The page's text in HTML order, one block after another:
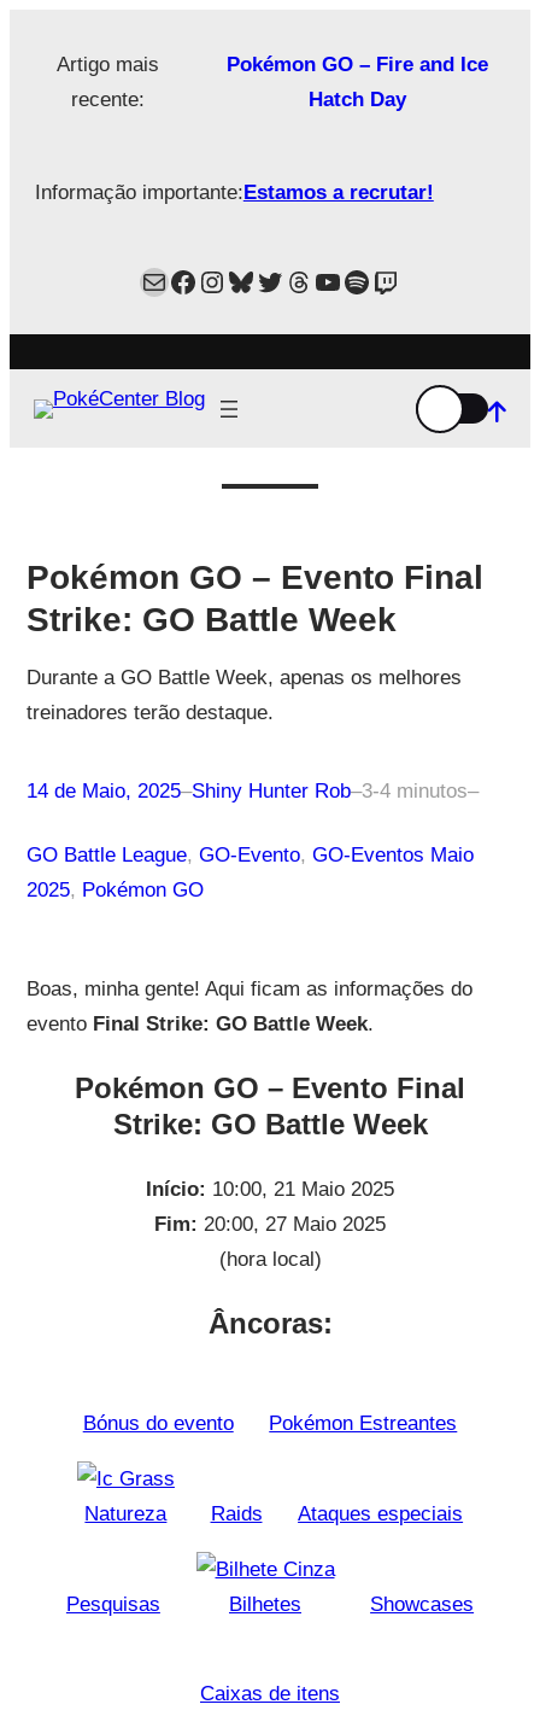
Artigo mais
recente:
Pokémon GO – Fire and Ice
Hatch Day
Informação importante:Estamos a recrutar!
MailFacebook
Instagram
Bluesky
Twitter
Estamos no Threads!
YouTube
Spotify
Twitch
Pokémon GO – Evento Final
Strike: GO Battle Week
Durante a GO Battle Week, apenas os melhores
treinadores terão destaque.
14 de Maio, 2025–Shiny Hunter Rob–3-4 minutos–
GO Battle League, GO-Evento, GO-Eventos Maio
2025, Pokémon GO
Boas, minha gente! Aqui ficam as informações do
evento Final Strike: GO Battle Week.
Pokémon GO – Evento Final
Strike: GO Battle Week
Início: 10:00, 21 Maio 2025
Fim: 20:00, 27 Maio 2025
(hora local)
Âncoras:
Bónus do evento Pokémon Estreantes
Natureza Raids Ataques especiais
Pesquisas Bilhetes Showcases
Caixas de itens